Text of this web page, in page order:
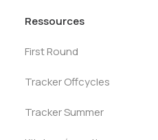
Ressources
First Round
Tracker Offcycles
Tracker Summer